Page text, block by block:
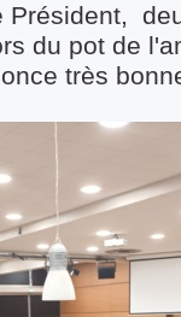
Président,
du pot de
très